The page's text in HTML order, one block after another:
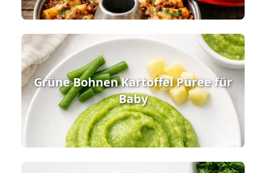
Grüne Bohnen Kartoffel Püree für
Baby